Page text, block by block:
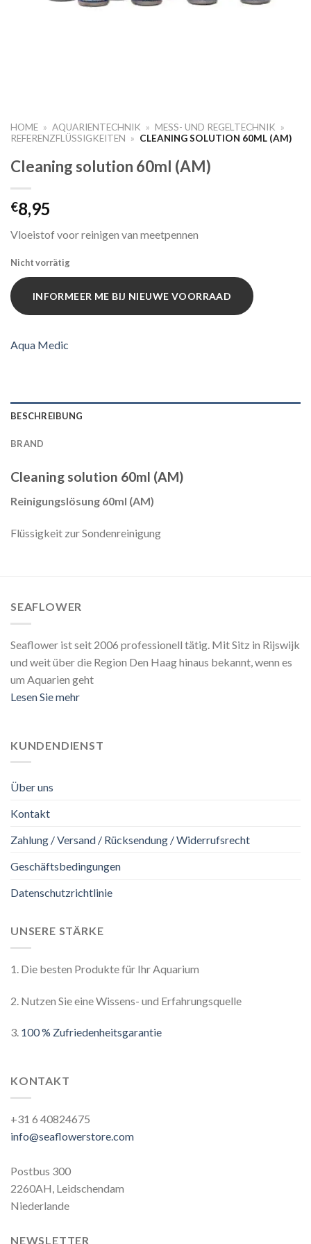
HOME » AQUARIENTECHNIK » MESS- UND REGELTECHNIK »
REFERENZFLÜSSIGKEITEN » CLEANING SOLUTION 60ML (AM)
Cleaning solution 60ml (AM)
€8,95
Vloeistof voor reinigen van meetpennen
Nicht vorrätig
INFORMEER ME BIJ NIEUWE VOORRAAD
Aqua Medic
BESCHREIBUNG
BRAND
Cleaning solution 60ml (AM)
Reinigungslösung 60ml (AM)
Flüssigkeit zur Sondenreinigung
SEAFLOWER
Seaflower ist seit 2006 professionell tätig. Mit Sitz in Rijswijk
und weit über die Region Den Haag hinaus bekannt, wenn es
um Aquarien geht
Lesen Sie mehr
KUNDENDIENST
Über uns
Kontakt
Zahlung / Versand / Rücksendung / Widerrufsrecht
Geschäftsbedingungen
Datenschutzrichtlinie
UNSERE STÄRKE
1. Die besten Produkte für Ihr Aquarium
2. Nutzen Sie eine Wissens- und Erfahrungsquelle
3. 100 % Zufriedenheitsgarantie
KONTAKT
+31 6 40824675
info@seaflowerstore.com
Postbus 300
2260AH, Leidschendam
Niederlande
NEWSLETTER